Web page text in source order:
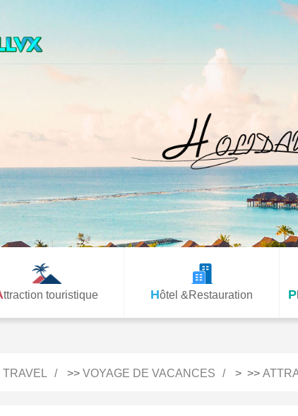
Attraction touristique Hôtel &Restauration
TRAVEL >> VOYAGE DE VACANCES > >>